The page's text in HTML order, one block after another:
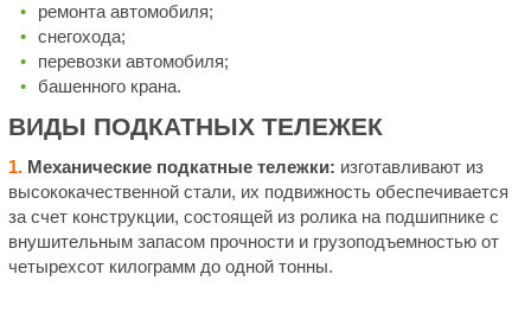
ремонта автомобиля;
снегохода;
перевозки автомобиля;
башенного крана.
ВИДЫ ПОДКАТНЫХ ТЕЛЕЖЕК
1.Механические подкатные тележки: изготавливают из
высококачественной стали, их подвижность обеспечивается
за счет конструкции, состоящей из ролика на подшипнике с
внушительным запасом прочности и грузоподъемностью от
четырехсот килограмм до одной тонны.